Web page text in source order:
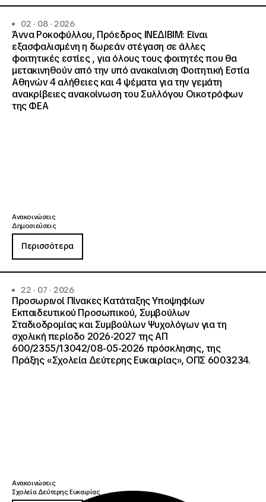
02 · 08 · 2026
Άννα Ροκοφύλλου, Πρόεδρος ΙΝΕΔΙΒΙΜ: Είναι
εξασφαλισμένη η δωρεάν στέγαση σε άλλες
φοιτητικές εστίες , για όλους τους φοιτητές που θα
μετακινηθούν από την υπό ανακαίνιση Φοιτητική Εστία
Αθηνών 4 αλήθειες και 4 ψέματα για την γεμάτη
ανακρίβειες ανακοίνωση του Συλλόγου Οικοτρόφων
της ΦΕΑ
Ανακοινώσεις
Δημοσιεύσεις
Περισσότερα
22 · 07 · 2026
Προσωρινοί Πίνακες Κατάταξης Υποψηφίων
Εκπαιδευτικού Προσωπικού, Συμβούλων
Σταδιοδρομίας και Συμβούλων Ψυχολόγων για τη
σχολική περίοδο 2026-2027 της ΑΠ
600/2355/13042/08-05-2026 πρόσκλησης, της
Πράξης «Σχολεία Δεύτερης Ευκαιρίας», ΟΠΣ 6003234.
Ανακοινώσεις
Σχολεία Δεύτερης Ευκαιρίας